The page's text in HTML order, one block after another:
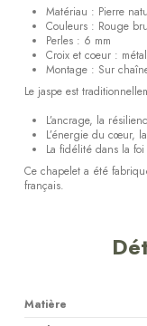
Matériau : Pierre
Couleurs : Rouge
Perles : 6 mm
Croix et coeur :
Montage : Sur
Le jaspe est
L’ancrage, la
L’énergie du cœur,
La fidélité dans la
Ce chapelet a été
français.
Matière